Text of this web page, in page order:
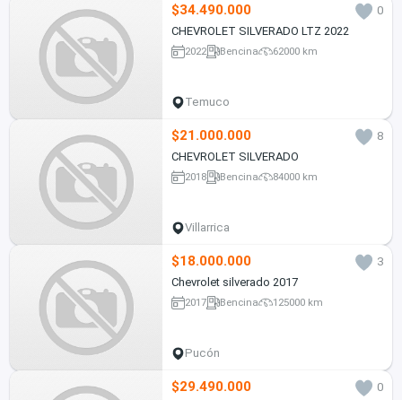
$34.490.000
0
CHEVROLET SILVERADO LTZ 2022
2022 Bencina 62000 km
Temuco
$21.000.000
8
CHEVROLET SILVERADO
2018 Bencina 84000 km
Villarrica
$18.000.000
3
Chevrolet silverado 2017
2017 Bencina 125000 km
Pucón
$29.490.000
0